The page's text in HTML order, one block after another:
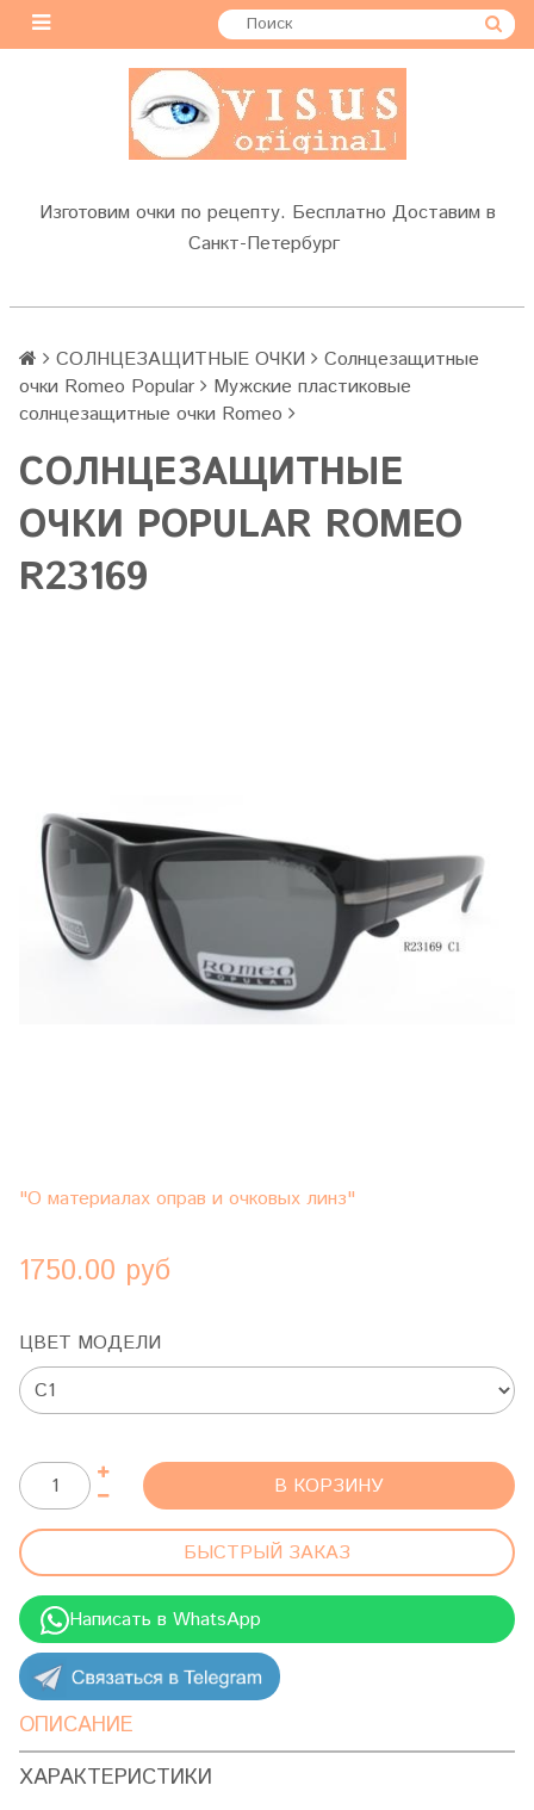
Изготовим очки по рецепту. Бесплатно Доставим в
Санкт-Петербург
СОЛНЦЕЗАЩИТНЫЕ ОЧКИ
Солнцезащитные
очки Romeo Popular
Мужские пластиковые
солнцезащитные очки Romeo
СОЛНЦЕЗАЩИТНЫЕ
ОЧКИ POPULAR ROMEO
R23169
"О материалах оправ и очковых линз"
1750.00 руб
ЦВЕТ МОДЕЛИ
В КОРЗИНУ
БЫСТРЫЙ ЗАКАЗ
Написать в WhatsApp
ОПИСАНИЕ
ХАРАКТЕРИСТИКИ